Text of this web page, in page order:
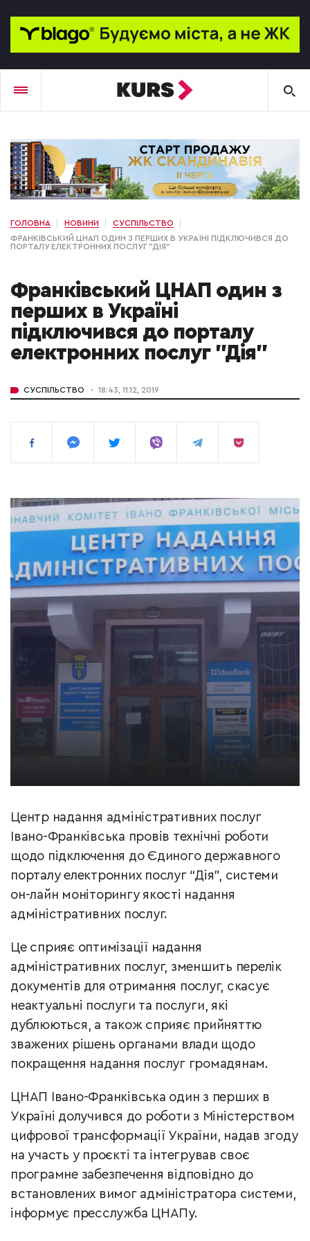
ГОЛОВНА НОВИНИ
СУСПІЛЬСТВО
ФРАНКІВСЬКИЙ ЦНАП ОДИН З ПЕРШИХ В УКРАЇНІ ПІДКЛЮЧИВСЯ ДО
ПОРТАЛУ ЕЛЕКТРОННИХ ПОСЛУГ "ДІЯ"
Франківський ЦНАП один з
перших в Україні
підключився до порталу
електронних послуг "Дія"
СУСПІЛЬСТВО 18:43, 11.12, 2019
Центр надання адміністративних послуг
Івано-Франківська провів технічні роботи
щодо підключення до Єдиного державного
порталу електронних послуг “Дія”, системи
он-лайн моніторингу якості надання
адміністративних послуг.
Це сприяє оптимізації надання
адміністративних послуг, зменшить перелік
документів для отримання послуг, скасує
неактуальні послуги та послуги, які
дублюються, а також сприяє прийняттю
зважених рішень органами влади щодо
покращення надання послуг громадянам.
ЦНАП Івано-Франківська один з перших в
Україні долучився до роботи з Міністерством
цифрової трансформації України, надав згоду
на участь у проєкті та інтегрував своє
програмне забезпечення відповідно до
встановлених вимог адміністратора системи,
інформує пресслужба ЦНАПу.